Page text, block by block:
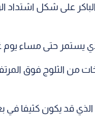
على شكل اشتداد
يستمر حتى مساء يوم
من الثلوج فوق
قد يكون كثيفا